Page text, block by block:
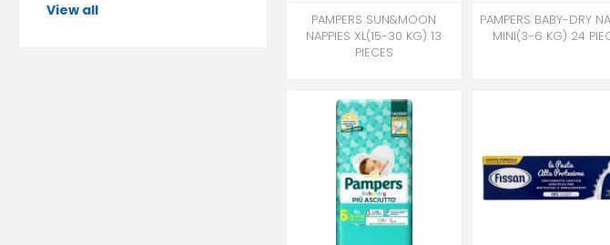
PAMPERS SUN&MOON
NAPPIES XL(15-30 KG) 13
PIECES
PAMPERS BABY-DRY
MINI(3-6 KG) 24
View all